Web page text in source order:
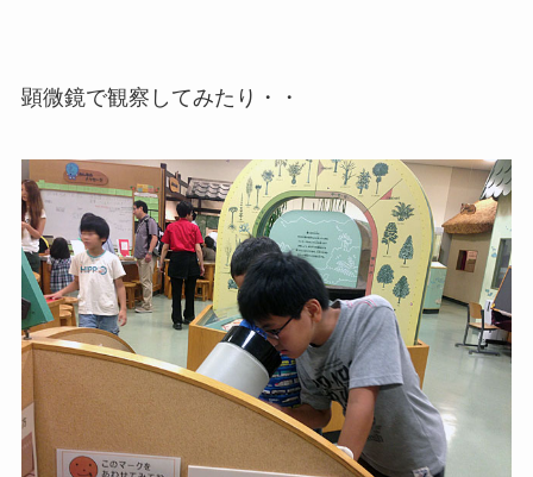
顕微鏡で観察してみたり・・